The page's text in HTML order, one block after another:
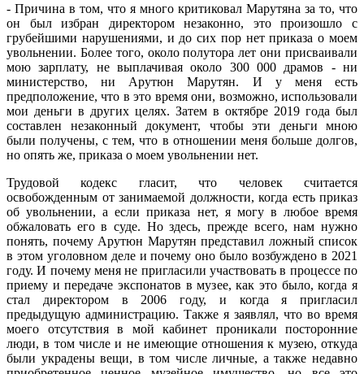
- Причина в том, что я много критиковал Марутяна за то, что
он был избран директором незаконно, это произошло с
грубейшими нарушениями, и до сих пор нет приказа о моем
увольнении. Более того, около полутора лет они присваивали
мою зарплату, не выплачивая около 300 000 драмов - ни
министерство, ни Арутюн Марутян. И у меня есть
предположение, что в это время они, возможно, использовали
мои деньги в других целях. Затем в октябре 2019 года был
составлен незаконный документ, чтобы эти деньги мною
были получены, с тем, что в отношении меня больше долгов,
но опять же, приказа о моем увольнении нет.
Трудовой кодекс гласит, что человек считается
освобожденным от занимаемой должности, когда есть приказ
об увольнении, а если приказа нет, я могу в любое время
обжаловать его в суде. Но здесь, прежде всего, нам нужно
понять, почему Арутюн Марутян представил ложный список
в этом уголовном деле и почему оно было возбуждено в 2021
году. И почему меня не пригласили участвовать в процессе по
приему и передаче экспонатов в музее, как это было, когда я
стал директором в 2006 году, и когда я пригласил
предыдущую администрацию. Также я заявлял, что во время
моего отсутствия в мой кабинет проникали посторонние
люди, в том числе и не имеющие отношения к музею, откуда
были украдены вещи, в том числе личные, а также недавно